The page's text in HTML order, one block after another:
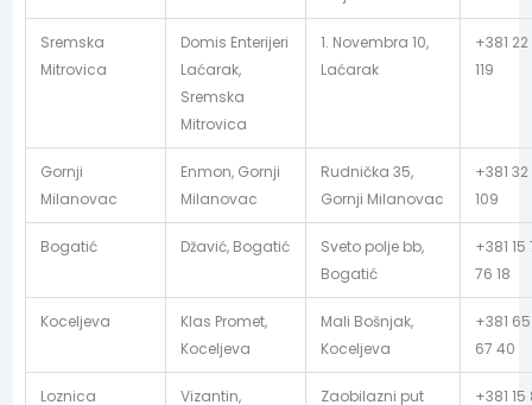
Sremska
Mitrovica
Domis Enterijeri
Laćarak,
Sremska
Mitrovica
1. Novembra 10,
Laćarak
+381 22
119
Gornji
Milanovac
Enmon, Gornji
Milanovac
Rudnička 35,
Gornji Milanovac
+381
109
Bogatić Džavić, Bogatić
Sveto polje bb,
Bogatić
+381 15
76 18
Koceljeva
Klas Promet,
Koceljeva
Mali Bošnjak,
Koceljeva
+381
67 40
Loznica
Vizantin,
Zaobilazni put
+381 15